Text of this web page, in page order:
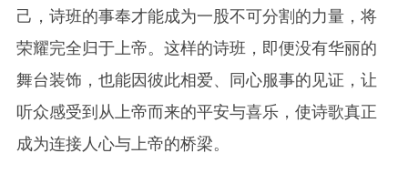
己，诗班的事奉才能成为一股不可分割的力量，将
荣耀完全归于上帝。这样的诗班，即便没有华丽的
舞台装饰，也能因彼此相爱、同心服事的见证，让
听众感受到从上帝而来的平安与喜乐，使诗歌真正
成为连接人心与上帝的桥梁。